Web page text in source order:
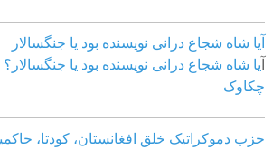
آیا شاه شجاع درانی نویسنده بود یا جنگسالار
آیا شاه شجاع درانی نویسنده بود یا جنگسالار؟
چکاوک
حزب دموکراتیک خلق افغانستان، کودتا،